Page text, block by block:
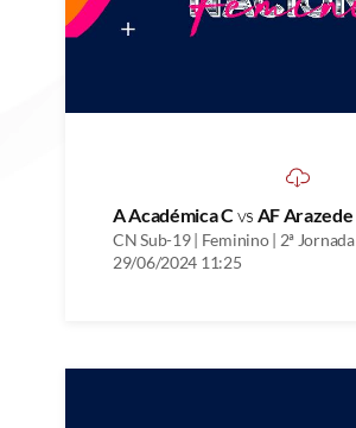
A Académica Cvs AF Arazede
CN Sub-19 | Feminino | 2ª Jornada
29/06/2024 11:25